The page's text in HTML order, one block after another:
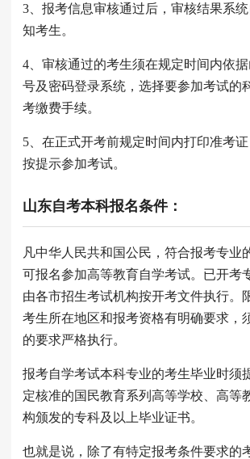
3、报考信息审核通过后，审核结果系
知考生。
4、审核通过的考生须在规定时间内依
号及密码登录系统，选择要参加考试的
考缴费手续。
5、在正式开考前规定时间内打印准考
按提示参加考试。
山东自考本科报名条件：
凡中华人民共和国公民，符合报考专业
可报名参加高等教育自学考试。已开考
由各市招生考试机构按开考文件执行。
考生所在地区和报考资格有明确要求，
的要求严格执行。
报考自学考试本科专业的考生毕业时须
定核准的国民教育系列高等学校、高等
构颁发的专科及以上毕业证书。
也就是说，除了有特定报考条件要求的